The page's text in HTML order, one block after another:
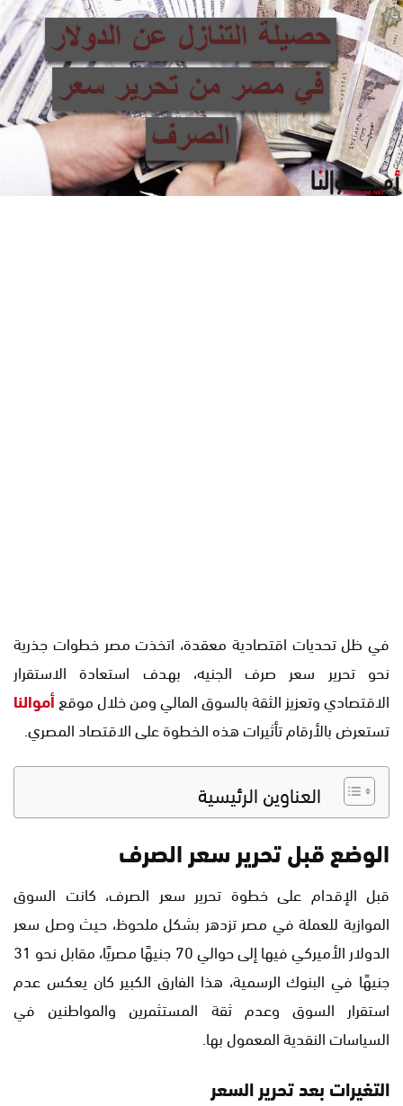
في ظل تحديات اقتصادية معقدة، اتخذت مصر خطوات جذرية
نحو تحرير سعر صرف الجنيه، بهدف استعادة الاستقرار
الاقتصادي وتعزيز الثقة بالسوق المالي ومن خلال موقعأموالنا
تستعرض بالأرقام تأثيرات هذه الخطوة على الاقتصاد المصري.
العناوين الرئيسية
الوضع قبل تحرير سعر الصرف
قبل الإقدام على خطوة تحرير سعر الصرف، كانت السوق
الموازية للعملة في مصر تزدهر بشكل ملحوظ، حيث وصل سعر
الدولار الأميركي فيها إلى حوالي 70 جنيهًا مصريًا، مقابل نحو 31
جنيهًا في البنوك الرسمية، هذا الفارق الكبير كان يعكس عدم
استقرار السوق وعدم ثقة المستثمرين والمواطنين في
السياسات النقدية المعمول بها.
التغيرات بعد تحرير السعر